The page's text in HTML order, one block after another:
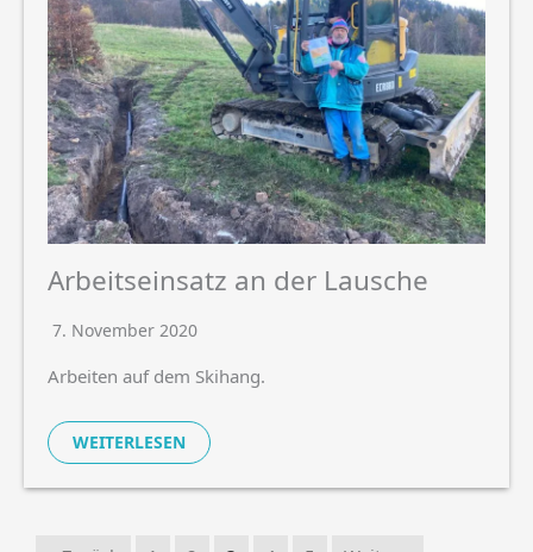
Arbeitseinsatz an der Lausche
7. November 2020
Arbeiten auf dem Skihang.
WEITERLESEN